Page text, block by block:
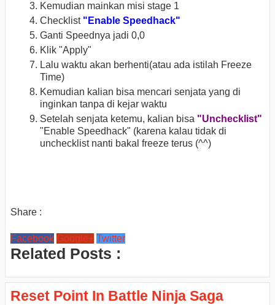
Kemudian mainkan misi stage 1
Checklist "Enable Speedhack"
Ganti Speednya jadi 0,0
Klik "Apply"
Lalu waktu akan berhenti(atau ada istilah Freeze
Time)
Kemudian kalian bisa mencari senjata yang di
inginkan tanpa di kejar waktu
Setelah senjata ketemu, kalian bisa "Unchecklist"
"Enable Speedhack" (karena kalau tidak di
unchecklist nanti bakal freeze terus (^^)
Share :
Facebook Google+ Twitter
Related Posts :
Reset Point In Battle Ninja Saga